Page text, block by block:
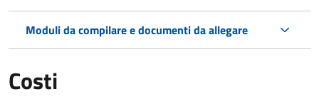
Moduli da compilare e documenti da allegare
Costi